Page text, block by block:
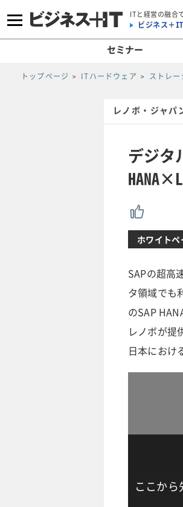
ITと経営の融合
ビジネス＋
セミナー
トップページ ITハードウェア ストレー
レノボ・ジャパ
デジタ
ホワイトペ
SAPの超高
タ領域でも
のSAP
レノボが提
日本におけ
ここか